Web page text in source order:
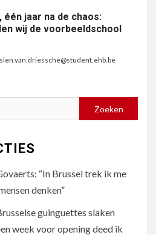
één jaar na de chaos:
wij de voorbeeldschool
sien.van.driessche@student.ehb.be
“In Brussel trek ik me
denken”
guinguettes slaken
week voor opening deed ik